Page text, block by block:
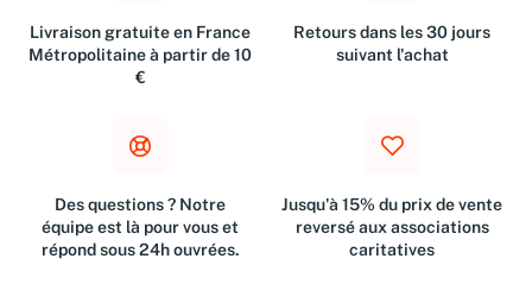
Livraison gratuite en France
Métropolitaine à partir de 10
€
Retours dans les 30 jours
suivant l'achat
Des questions ? Notre
équipe est là pour vous et
répond sous 24h ouvrées.
Jusqu'à 15% du prix de vente
reversé aux associations
caritatives